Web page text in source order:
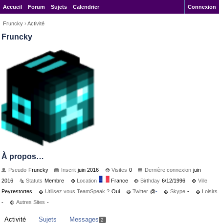
Accueil Forum Sujets Calendrier Connexion
Fruncky › Activité
Fruncky
À propos…
Pseudo Fruncky Inscrit juin 2016 Visites 0 Dernière connexion juin
2016
Statuts Membre Location France Birthday 6/12/1996
Ville
Peyrestortes
Utilisez vous TeamSpeak ? Oui Twitter @- Skype -
Loisirs
-
Autres Sites -
Activité Sujets Messages 2